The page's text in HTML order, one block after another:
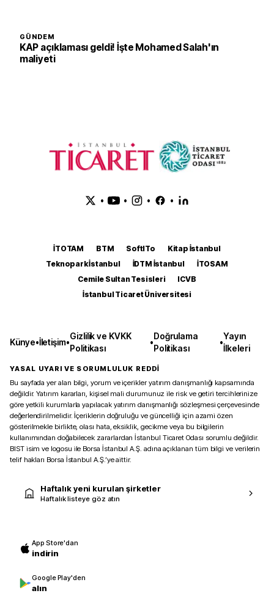
GÜNDEM
KAP açıklaması geldi! İşte Mohamed Salah'ın
maliyeti
• • • •
İTOTAM BTM SoftITo
Kitap İstanbul
Teknopark İstanbul
İDTM İstanbul
İTOSAM
Cemile Sultan Tesisleri
ICVB
İstanbul Ticaret Üniversitesi
Künye•İletişim•
Gizlilik ve KVKK
Politikası
•
Doğrulama
Politikası
•
Yayın
İlkeleri
YASAL UYARI VE SORUMLULUK REDDİ
Bu sayfada yer alan bilgi, yorum ve içerikler yatırım danışmanlığı kapsamında
değildir. Yatırım kararları, kişisel mali durumunuz ile risk ve getiri tercihlerinize
göre yetkili kurumlarla yapılacak yatırım danışmanlığı sözleşmesi çerçevesinde
değerlendirilmelidir. İçeriklerin doğruluğu ve güncelliği için azami özen
gösterilmekle birlikte, olası hata, eksiklik, gecikme veya bu bilgilerin
kullanımından doğabilecek zararlardan İstanbul Ticaret Odası sorumlu değildir.
BIST isim ve logosu ile Borsa İstanbul A.Ş. adına açıklanan tüm bilgi ve verilerin
telif hakları Borsa İstanbul A.Ş.’ye aittir.
Haftalık yeni kurulan şirketler
Haftalık listeye göz atın
App Store'dan
indirin
Google Play'den
alın